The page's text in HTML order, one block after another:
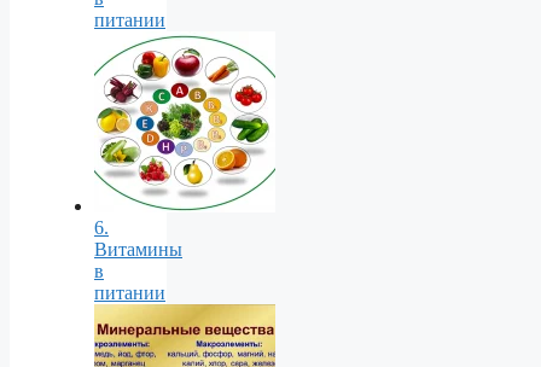
питании
6.
Витамины
в
питании